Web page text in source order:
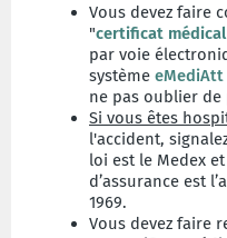
Vous devez faire
"certificat
par voie
système eMediAtt
ne pas oublier
Si vous êtes
l'accident,
loi est le Medex
d’assurance est
1969.
Vous devez faire